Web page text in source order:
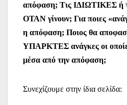
απόφαση; Τις ΙΔΙΩΤΙΚΕΣ ή
ΟΤΑΝ γίνουν; Για ποιες
η απόφαση; Ποιος θα
ΥΠΑΡΚΤΕΣ ανάγκες οι
μέσα από την απόφαση;
Συνεχίζουμε στην ίδια σελίδα: